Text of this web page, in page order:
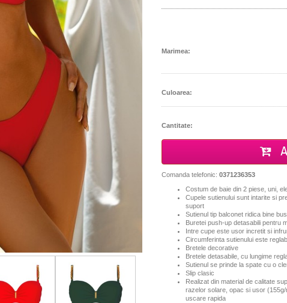
Marimea:
Culoarea:
Cantitate:
Comanda telefonic: 0371236353
Costum de baie din 2 piese, uni,
Cupele sutienului sunt intarite si
suport
Sutienul tip balconet ridica bine
Buretei push-up detasabili pentru
Intre cupe este usor incretit si
Circumferinta sutienului este
Bretele decorative
Bretele detasabile, cu lungime
Sutienul se prinde la spate cu o
Slip clasic
Realizat din material de calitate
razelor solare, opac si usor
uscare rapida